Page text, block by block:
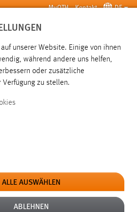
MyOTH Kontakt DE
SUCHE
BEWERBEN
unserer Website. Einige von ihnen
während andere uns helfen,
oder zusätzliche
Verfügung zu stellen.
ALLE AUSWÄHLEN
ABLEHNEN